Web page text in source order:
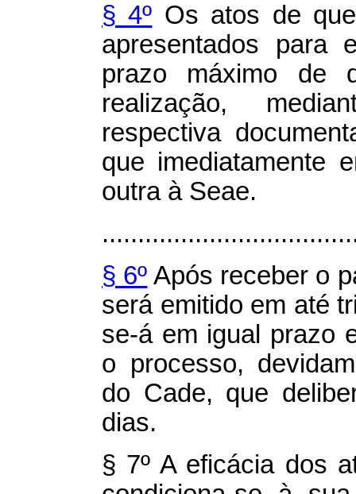
§ 4º Os atos de
apresentados para
prazo máximo de
realização,
respectiva
que imediatamente
outra à Seae.
§ 6º Após receber o
será emitido em até
se-á em igual prazo
o processo,
do Cade, que
dias.
§ 7º A eficácia dos